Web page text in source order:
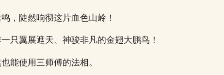
，陡然响彻这片血色山岭！
只翼展遮天、神骏非凡的金翅大鹏鸟！
能使用三师傅的法相。